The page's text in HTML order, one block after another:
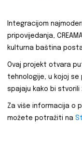
Integracijom
pripovijedanja,
kulturna baština
Ovaj projekt otvara
tehnologije, u kojoj
spajaju kako bi
Za više informacija o
možete potražiti na